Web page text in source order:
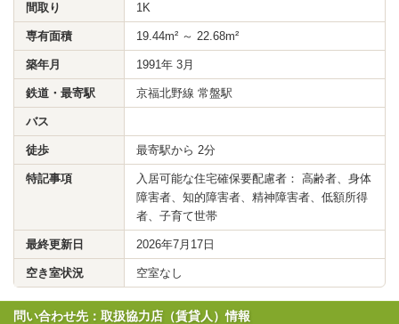
間取り 1K
専有面積 19.44m² ～ 22.68m²
築年月 1991年 3月
鉄道・最寄駅 京福北野線 常盤駅
バス
徒歩 最寄駅から 2分
特記事項
入居可能な住宅確保要配慮者： 高齢者、身体
障害者、知的障害者、精神障害者、低額所得
者、子育て世帯
最終更新日 2026年7月17日
空き室状況 空室なし
問い合わせ先：取扱協力店（賃貸人）情報